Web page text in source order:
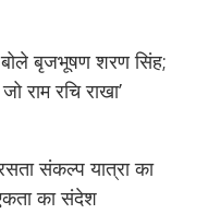
बोले बृजभूषण शरण सिंह;
राम रचि राखा’
संकल्प यात्रा का
का संदेश